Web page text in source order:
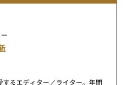
るエディター／ライター。年間